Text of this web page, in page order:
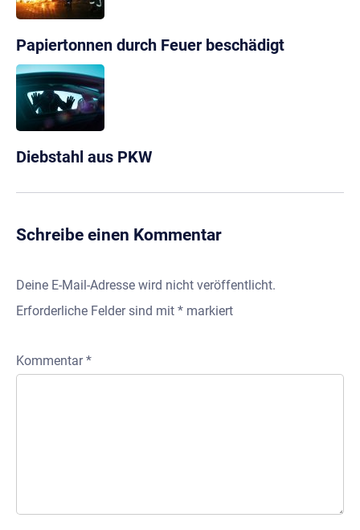
Papiertonnen durch Feuer beschädigt
Diebstahl aus PKW
Schreibe einen Kommentar
Deine E-Mail-Adresse wird nicht veröffentlicht.
Erforderliche Felder sind mit * markiert
Kommentar*